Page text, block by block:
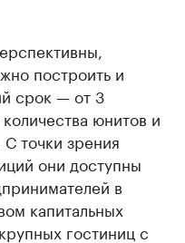
построить и
срок — от 3
юнитов и
точки зрения
они доступны
в
капитальных
гостиниц с